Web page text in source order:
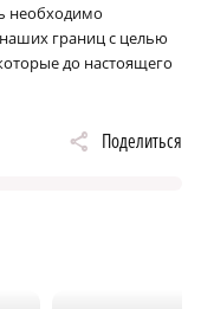
необходимо
границ с целью
до настоящего
Поделиться